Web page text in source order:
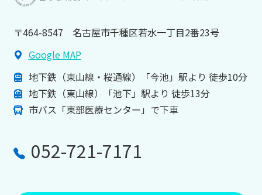
〒464-8547 名古屋市千種区若水一丁目2番23号
Google MAP
地下鉄（東山線・桜通線）「今池」駅より 徒歩10分
地下鉄（東山線）「池下」駅より 徒歩13分
市バス「東部医療センター」で下車
052-721-7171